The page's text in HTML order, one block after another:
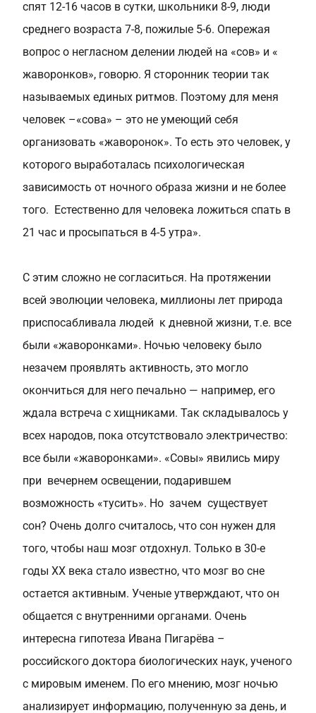
спят 12-16 часов в сутки, школьники 8-9, люди
среднего возраста 7-8, пожилые 5-6. Опережая
вопрос о негласном делении людей на «сов» и «
жаворонков», говорю. Я сторонник теории так
называемых единых ритмов. Поэтому для меня
человек –«сова» – это не умеющий себя
организовать «жаворонок». То есть это человек, у
которого выработалась психологическая
зависимость от ночного образа жизни и не более
того. Естественно для человека ложиться спать в
21 час и просыпаться в 4-5 утра».
С этим сложно не согласиться. На протяжении
всей эволюции человека, миллионы лет природа
приспосабливала людей к дневной жизни, т.е. все
были «жаворонками». Ночью человеку было
незачем проявлять активность, это могло
окончиться для него печально — например, его
ждала встреча с хищниками. Так складывалось у
всех народов, пока отсутствовало электричество:
все были «жаворонками». «Совы» явились миру
при вечернем освещении, подарившем
возможность «тусить». Но зачем существует
сон? Очень долго считалось, что сон нужен для
того, чтобы наш мозг отдохнул. Только в 30-е
годы XX века стало известно, что мозг во сне
остается активным. Ученые утверждают, что он
общается с внутренними органами. Очень
интересна гипотеза Ивана Пигарёва –
российского доктора биологических наук, ученого
с мировым именем. По его мнению, мозг ночью
анализирует информацию, полученную за день, и